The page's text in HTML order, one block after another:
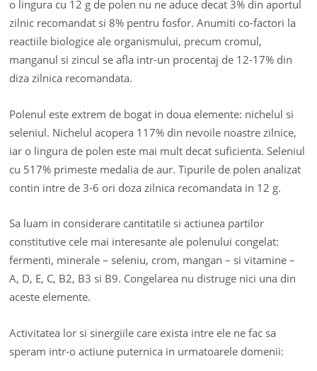
o lingura cu 12 g de polen nu ne aduce decat 3% din aportul
zilnic recomandat si 8% pentru fosfor. Anumiti co-factori la
reactiile biologice ale organismului, precum cromul,
manganul si zincul se afla intr-un procentaj de 12-17% din
diza zilnica recomandata.
Polenul este extrem de bogat in doua elemente: nichelul si
seleniul. Nichelul acopera 117% din nevoile noastre zilnice,
iar o lingura de polen este mai mult decat suficienta. Seleniul
cu 517% primeste medalia de aur. Tipurile de polen analizat
contin intre de 3-6 ori doza zilnica recomandata in 12 g.
Sa luam in considerare cantitatile si actiunea partilor
constitutive cele mai interesante ale polenului congelat:
fermenti, minerale – seleniu, crom, mangan – si vitamine –
A, D, E, C, B2, B3 si B9. Congelarea nu distruge nici una din
aceste elemente.
Activitatea lor si sinergiile care exista intre ele ne fac sa
speram intr-o actiune puternica in urmatoarele domenii: